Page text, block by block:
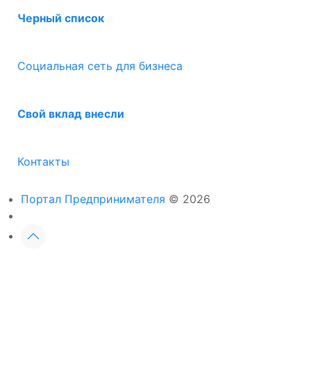
Черный список
Социальная сеть для бизнеса
Свой вклад внесли
Контакты
Портал Предпринимателя © 2026